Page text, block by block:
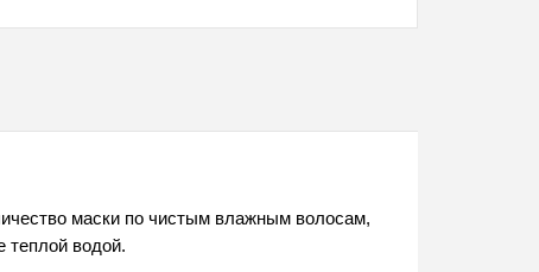
маски по чистым влажным волосам,
теплой водой.